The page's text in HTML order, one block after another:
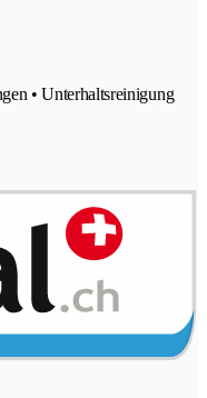
• Unterhaltsreinigung